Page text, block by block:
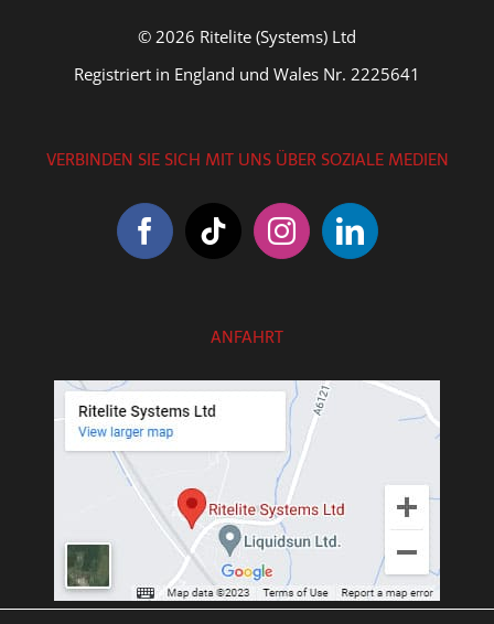
© 2026 Ritelite (Systems) Ltd
Registriert in England und Wales Nr. 2225641
VERBINDEN SIE SICH MIT UNS ÜBER SOZIALE MEDIEN
ANFAHRT